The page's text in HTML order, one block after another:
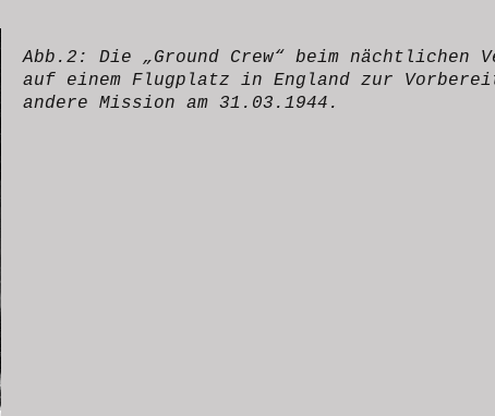
Abb.2: Die „Ground Crew“ beim nächtlichen
auf einem Flugplatz in England zur
andere Mission am 31.03.1944.